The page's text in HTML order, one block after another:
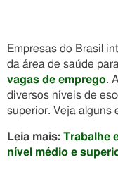
Empresas do Brasil
da área de saúde
vagas de emprego.
diversos níveis de
superior. Veja alguns
Leia mais: Trabalhe
nível médio e